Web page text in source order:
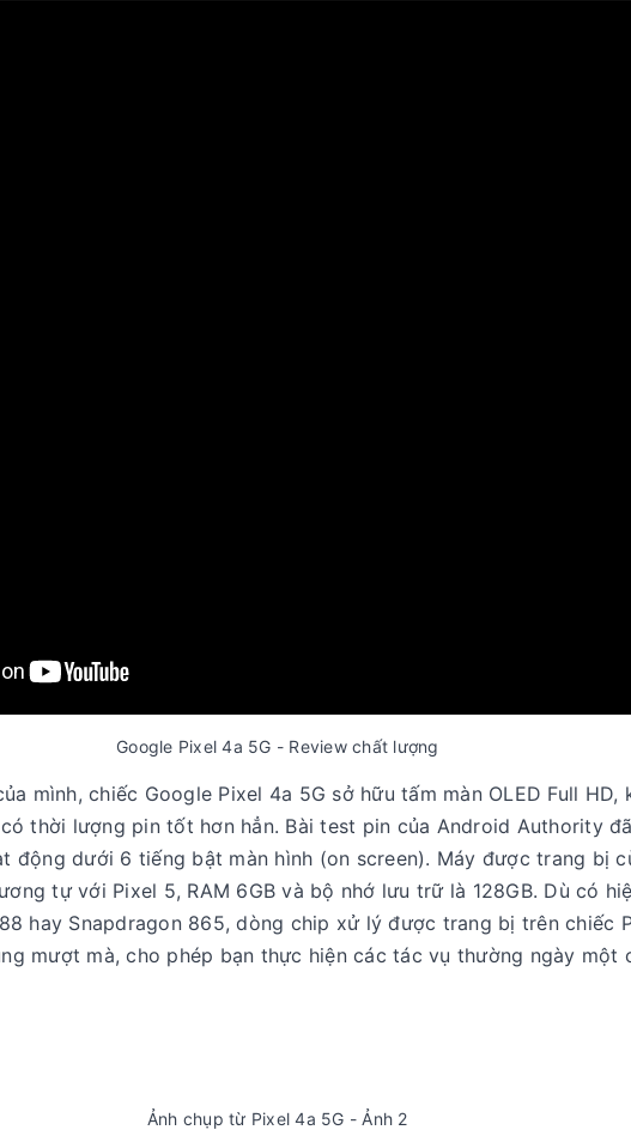
Google Pixel 4a 5G - Review chất lượng
mình, chiếc Google Pixel 4a 5G sở hữu tấm màn OLED Full HD,
thời lượng pin tốt hơn hẳn. Bài test pin của Android Authority
động dưới 6 tiếng bật màn hình (on screen). Máy được trang bị
tự với Pixel 5, RAM 6GB và bộ nhớ lưu trữ là 128GB. Dù có
hay Snapdragon 865, dòng chip xử lý được trang bị trên chiếc
mượt mà, cho phép bạn thực hiện các tác vụ thường ngày một
Ảnh chụp từ Pixel 4a 5G - Ảnh 2